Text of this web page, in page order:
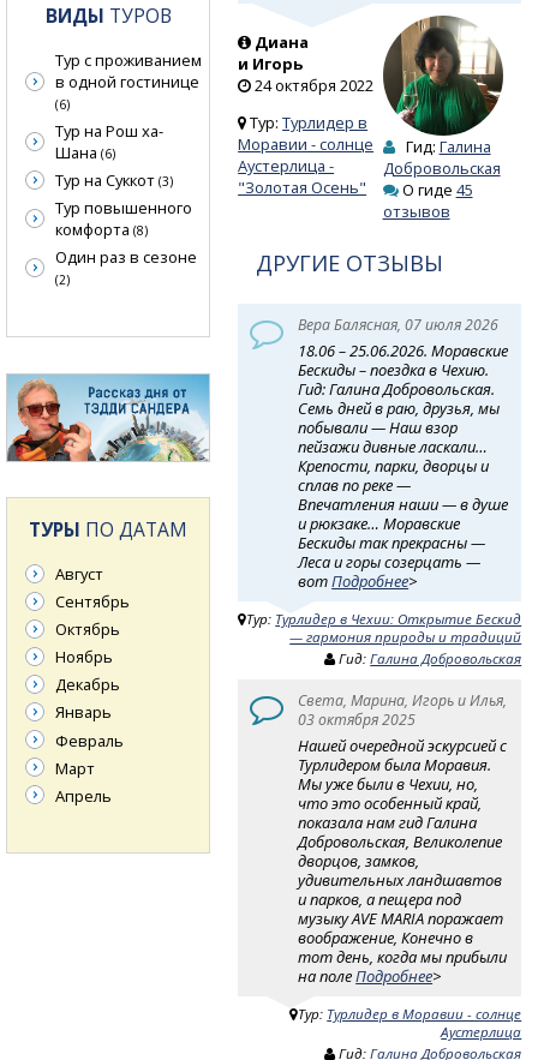
Диана
и Игорь
24 октября 2022
Тур:Турлидер в
Моравии - солнце
Аустерлица -
"Золотая Осень"
Гид: Галина
Добровольская
О гиде 45
отзывов
ДРУГИЕ ОТЗЫВЫ
Вера Балясная, 07 июля 2026
18.06 – 25.06.2026. Моравские
Бескиды – поездка в Чехию.
Гид: Галина Добровольская.
Семь дней в раю, друзья, мы
побывали — Наш взор
пейзажи дивные ласкали…
Крепости, парки, дворцы и
сплав по реке —
Впечатления наши — в душе
и рюкзаке… Моравские
Бескиды так прекрасны —
Леса и горы созерцать —
вотПодробнее>
Тур: Турлидер в Чехии: Открытие Бескид
— гармония природы и традиций
Гид:Галина Добровольская
Света, Марина, Игорь и Илья,
03 октября 2025
Нашей очередной эскурсией с
Турлидером была Моравия.
Мы уже были в Чехии, но,
что это особенный край,
показала нам гид Галина
Добровольская, Великолепие
дворцов, замков,
удивительных ландшавтов
и парков, а пещера под
музыку AVE MARIA поражает
воображение, Конечно в
тот день, когда мы прибыли
на полеПодробнее>
Тур: Турлидер в Моравии - солнце
Аустерлица
Гид:Галина Добровольская
ВИДЫ ТУРОВ
Тур с проживанием
в одной гостинице
(6)
Тур на Рош ха-
Шана (6)
Тур на Суккот (3)
Тур повышенного
комфорта (8)
Один раз в сезоне
(2)
ТУРЫ ПО ДАТАМ
Август
Сентябрь
Октябрь
Ноябрь
Декабрь
Январь
Февраль
Март
Апрель